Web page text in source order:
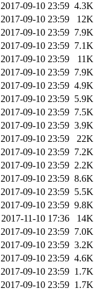
2017-09-10 23:59 4.3K
2017-09-10 23:59
12K
2017-09-10 23:59 7.9K
2017-09-10 23:59 7.1K
2017-09-10 23:59
11K
2017-09-10 23:59 7.9K
2017-09-10 23:59 4.9K
2017-09-10 23:59 5.9K
2017-09-10 23:59 7.5K
2017-09-10 23:59 3.9K
2017-09-10 23:59
22K
2017-09-10 23:59 7.2K
2017-09-10 23:59 2.2K
2017-09-10 23:59 8.6K
2017-09-10 23:59 5.5K
2017-09-10 23:59 9.8K
2017-11-10 17:36
14K
2017-09-10 23:59 7.0K
2017-09-10 23:59 3.2K
2017-09-10 23:59 4.6K
2017-09-10 23:59 1.7K
2017-09-10 23:59 1.7K